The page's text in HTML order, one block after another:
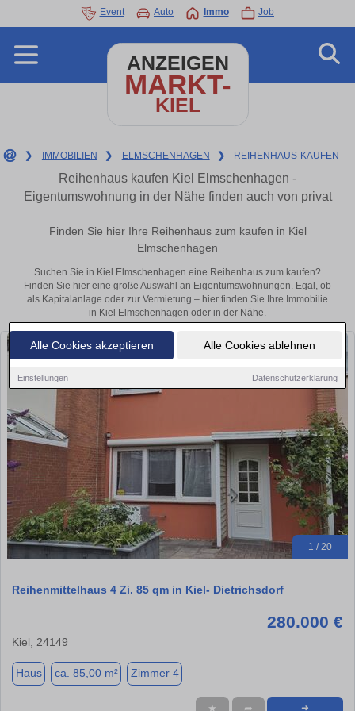
Alle Cookies akzeptieren Alle Cookies ablehnen
Einstellungen Datenschutzerklärung
Event Auto Immo Job
ANZEIGEN
MARKT-
KIEL
❯ IMMOBILIEN ❯ ELMSCHENHAGEN ❯ REIHENHAUS-KAUFEN
Reihenhaus kaufen Kiel Elmschenhagen -
Eigentumswohnung in der Nähe finden auch von privat
Finden Sie hier Ihre Reihenhaus zum kaufen in Kiel
Elmschenhagen
Suchen Sie in Kiel Elmschenhagen eine Reihenhaus zum kaufen?
Finden Sie hier eine große Auswahl an Eigentumswohnungen. Egal, ob
als Kapitalanlage oder zur Vermietung – hier finden Sie Ihre Immobilie
in Kiel Elmschenhagen oder in der Nähe.
1 / 20
Reihenmittelhaus 4 Zi. 85 qm in Kiel- Dietrichsdorf
280.000 €
Kiel, 24149
Haus ca. 85,00 m² Zimmer 4
★ ➦ ➜